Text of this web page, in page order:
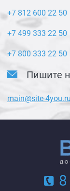
+7 812 600 22 50
+7 499 333 22 50
+7 800 333 22 50
Пишите
main@site-4you.ru